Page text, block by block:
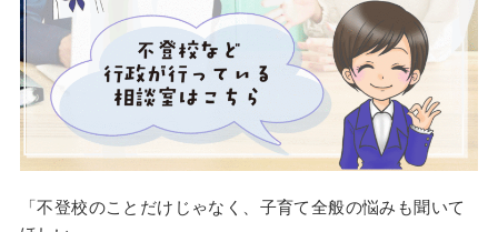
「不登校のことだけじゃなく、子育て全般の悩みも聞いて